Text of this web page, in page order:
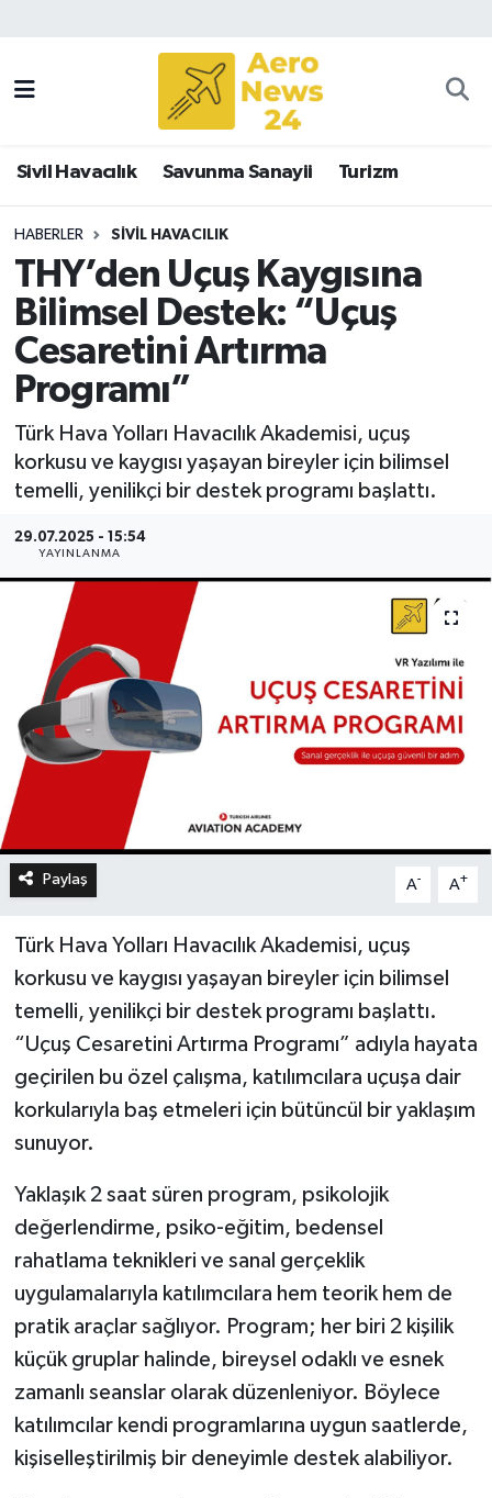
Sivil Havacılık Savunma Sanayii Turizm
HABERLER SIVIL HAVACILIK
THY’den Uçuş Kaygısına
Bilimsel Destek: “Uçuş
Cesaretini Artırma
Programı”
Türk Hava Yolları Havacılık Akademisi, uçuş
korkusu ve kaygısı yaşayan bireyler için bilimsel
temelli, yenilikçi bir destek programı başlattı.
29.07.2025 - 15:54
YAYINLANMA
Paylaş A- A+
Türk Hava Yolları Havacılık Akademisi, uçuş
korkusu ve kaygısı yaşayan bireyler için bilimsel
temelli, yenilikçi bir destek programı başlattı.
“Uçuş Cesaretini Artırma Programı” adıyla hayata
geçirilen bu özel çalışma, katılımcılara uçuşa dair
korkularıyla baş etmeleri için bütüncül bir yaklaşım
sunuyor.
Yaklaşık 2 saat süren program, psikolojik
değerlendirme, psiko-eğitim, bedensel
rahatlama teknikleri ve sanal gerçeklik
uygulamalarıyla katılımcılara hem teorik hem de
pratik araçlar sağlıyor. Program; her biri 2 kişilik
küçük gruplar halinde, bireysel odaklı ve esnek
zamanlı seanslar olarak düzenleniyor. Böylece
katılımcılar kendi programlarına uygun saatlerde,
kişiselleştirilmiş bir deneyimle destek alabiliyor.